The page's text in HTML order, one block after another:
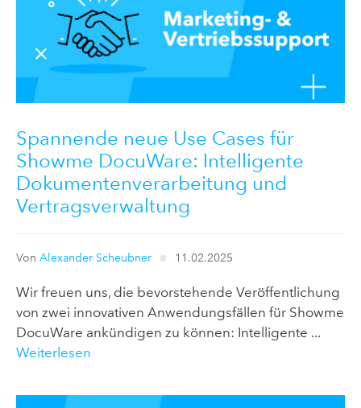
Spannende neue Use Cases für
Showme DocuWare: Intelligente
Dokumentenverarbeitung und
Vertragsverwaltung
Von Alexander Scheubner 11.02.2025
Wir freuen uns, die bevorstehende Veröffentlichung
von zwei innovativen Anwendungsfällen für Showme
DocuWare ankündigen zu können: Intelligente ...
Weiterlesen